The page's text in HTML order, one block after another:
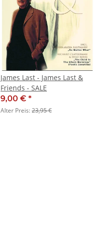
James Last - James Last &
Friends - SALE
9,00 € *
Alter Preis:23,95 €